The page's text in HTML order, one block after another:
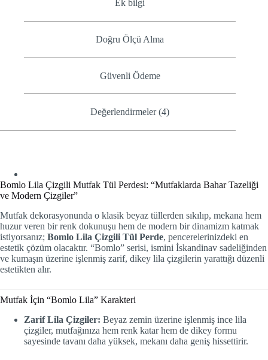
Ek bilgi
Doğru Ölçü Alma
Güvenli Ödeme
Değerlendirmeler (4)
Bomlo Lila Çizgili Mutfak Tül Perdesi: “Mutfaklarda Bahar Tazeliği
ve Modern Çizgiler”
Mutfak dekorasyonunda o klasik beyaz tüllerden sıkılıp, mekana hem
huzur veren bir renk dokunuşu hem de modern bir dinamizm katmak
istiyorsanız; Bomlo Lila Çizgili Tül Perde, pencerelerinizdeki en
estetik çözüm olacaktır. “Bomlo” serisi, ismini İskandinav sadeliğinden
ve kumaşın üzerine işlenmiş zarif, dikey lila çizgilerin yarattığı düzenli
estetikten alır.
Mutfak İçin “Bomlo Lila” Karakteri
Zarif Lila Çizgiler: Beyaz zemin üzerine işlenmiş ince lila
çizgiler, mutfağınıza hem renk katar hem de dikey formu
sayesinde tavanı daha yüksek, mekanı daha geniş hissettirir.